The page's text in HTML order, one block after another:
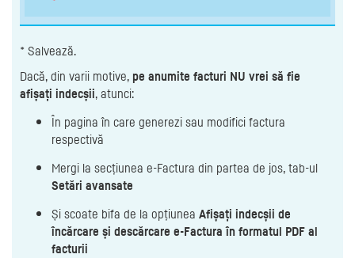
* Salvează.
Dacă, din varii motive, pe anumite facturi NU vrei să fie
afișați indecșii, atunci:
În pagina în care generezi sau modifici factura
respectivă
Mergi la secțiunea e-Factura din partea de jos, tab-ul
Setări avansate
Și scoate bifa de la opțiunea Afișați indecșii de
încărcare și descărcare e-Factura în formatul PDF al
facturii